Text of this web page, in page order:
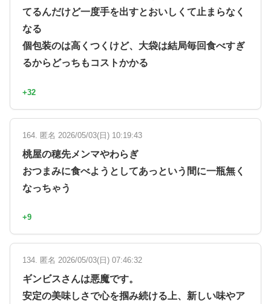
てるんだけど一度手を出すとおいしくて止まらなく
なる
個包装のは高くつくけど、大袋は結局毎回食べすぎ
るからどっちもコストかかる
+32
164. 匿名 2026/05/03(日) 10:19:43
桃屋の穂先メンマやわらぎ
おつまみに食べようとしてあっという間に一瓶無く
なっちゃう
+9
134. 匿名 2026/05/03(日) 07:46:32
ギンビスさんは悪魔です。
安定の美味しさで心を掴み続ける上、新しい味やア